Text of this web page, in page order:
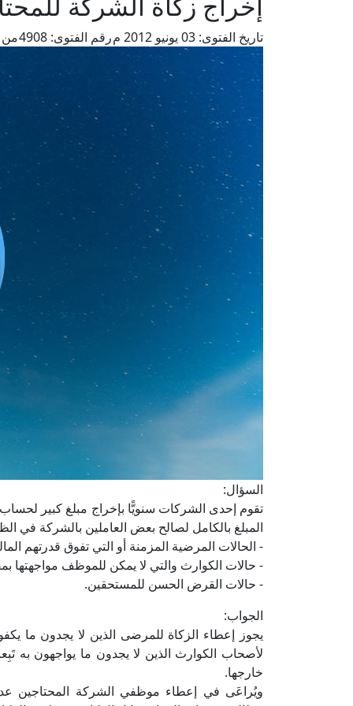
تاريخ الفتوى: رقم الفتوى: من
السؤال:
تقوم إحدى الشركات سنويًّا بإخراج مبلغ كبير
المبلغ بالكامل لصالح بعض العاملين بالشركة في
- الحالات المرضية المزمنة أو التي تفوق قدرتهم
- حالات الكوارث والتي لا يمكن للموظف مواجهتها
- حالات القرض الحسن للمستحقين.
الجواب:
يجوز إعطاء الزكاة للمرضى الذين لا يجدون ما
لأصحاب الكوارث الذين لا يجدون ما يواجهون به
خارجها.
ويُراعَى في إعطاء موظفي الشركة المحتاجين